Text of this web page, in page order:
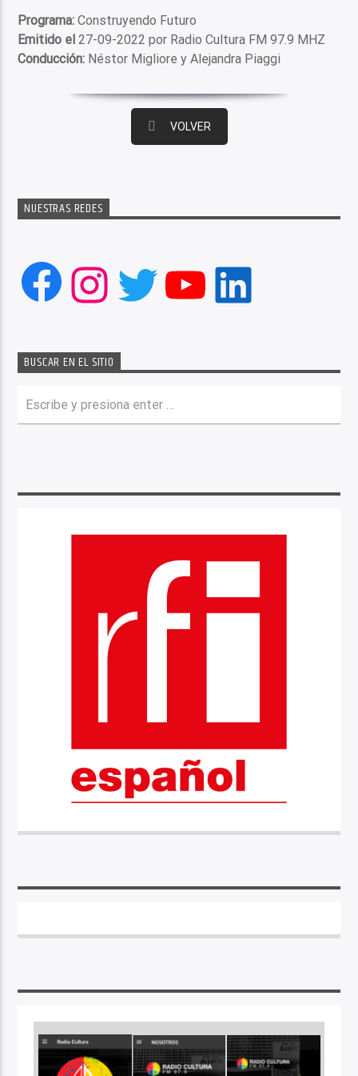
Programa: Construyendo Futuro
Emitido el 27-09-2022 por Radio Cultura FM 97.9 MHZ
Conducción: Néstor Migliore y Alejandra Piaggi
VOLVER
NUESTRAS REDES
Facebook
Instagram
Twitter
YouTube
LinkedIn
BUSCAR EN EL SITIO